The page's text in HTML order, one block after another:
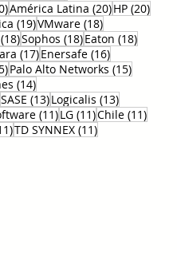
20 entradas
América Latina (20)20 entradas
HP (20)20
(19)19 entradas
VMware (18)18 entradas
(18)18 entradas
Sophos (18)18 entradas
Eaton (18)18
(17)17 entradas
Enersafe (16)16 entradas
15 entradas
Palo Alto Networks (15)15
(14)14 entradas
entradas
SASE (13)13 entradas
Logicalis (13)13
entradas(11)11 entradas
LG (11)11 entradas
Chile (11)11
11 entradas
TD SYNNEX (11)11 entradas